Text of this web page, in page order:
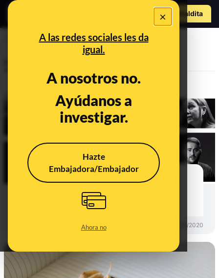
×
A las redes sociales les da
igual.
A nosotros no.
Ayúdanos a
investigar.
Hazte
Embajadora/Embajador
Ahora no
Hazte Maldito
desescalada
Las campañas de sensibilización
para frenar la expansión del
30/05/2020